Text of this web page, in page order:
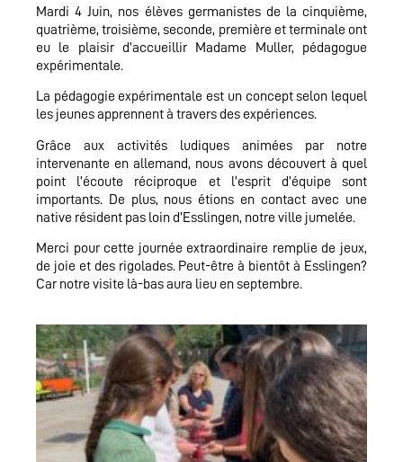
Mardi 4 Juin, nos élèves germanistes de la cinquième,
quatrième, troisième, seconde, première et terminale ont
eu le plaisir d’accueillir Madame Muller, pédagogue
expérimentale.
La pédagogie expérimentale est un concept selon lequel
les jeunes apprennent à travers des expériences.
Grâce aux activités ludiques animées par notre
intervenante en allemand, nous avons découvert à quel
point l’écoute réciproque et l’esprit d’équipe sont
importants. De plus, nous étions en contact avec une
native résident pas loin d’Esslingen, notre ville jumelée.
Merci pour cette journée extraordinaire remplie de jeux,
de joie et des rigolades. Peut-être à bientôt à Esslingen?
Car notre visite là-bas aura lieu en septembre.